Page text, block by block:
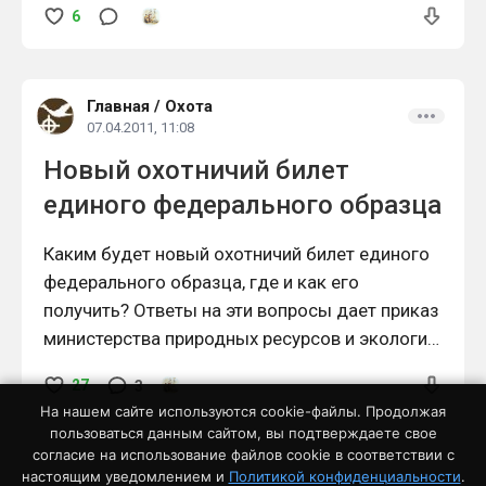
2011 г. Регистрационный N 19704
6
Главная / Охота
07.04.2011, 11:08
Новый охотничий билет
единого федерального образца
Каким будет новый охотничий билет единого
федерального образца, где и как его
получить? Ответы на эти вопросы дает приказ
министерства природных ресурсов и экологии
федерального образца, формы охотничьего
билета.
27
3
На нашем сайте используются cookie-файлы. Продолжая
пользоваться данным сайтом, вы подтверждаете свое
согласие на использование файлов cookie в соответствии с
настоящим уведомлением и Политикой конфиденциальности.